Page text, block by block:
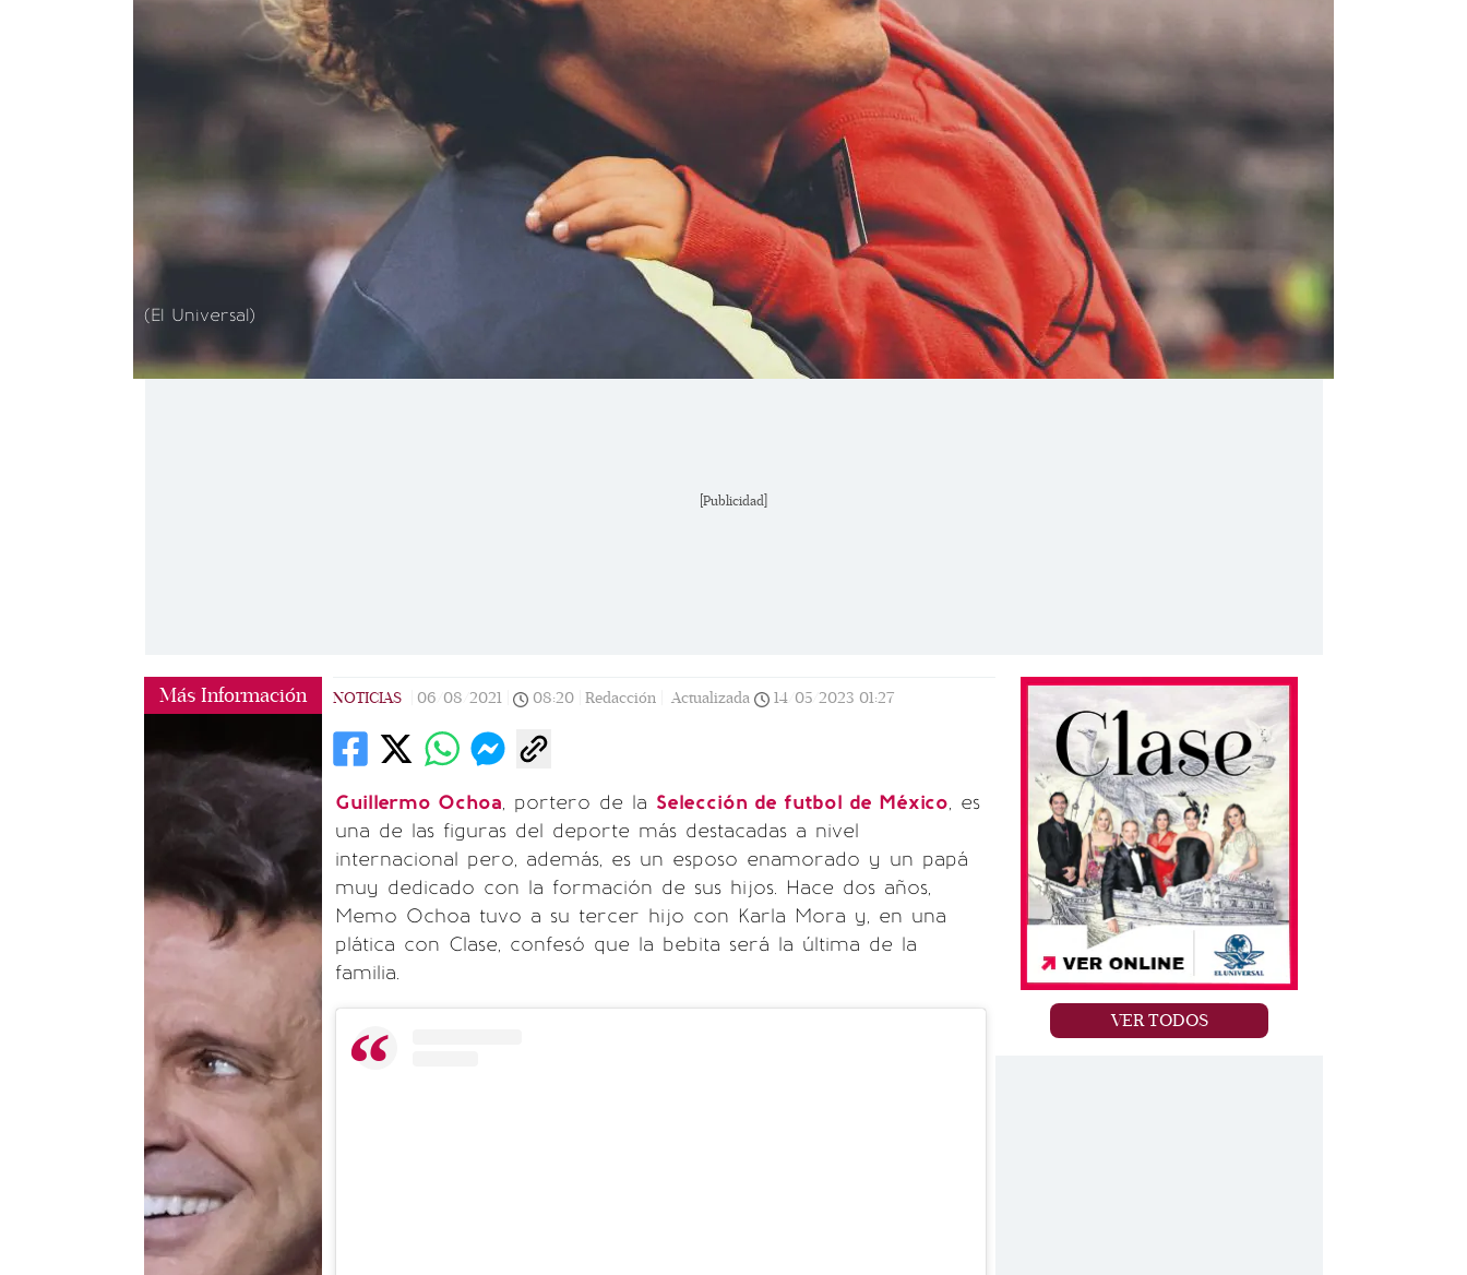
(El Universal)
[Publicidad]
Más Información NOTICIAS 06/08/2021 08:20 Redacción | Actualizada 14/05/2023 01:27
Guillermo Ochoa, portero de la Selección de futbol de México, es
una de las figuras del deporte más destacadas a nivel
internacional pero, además, es un esposo enamorado y un papá
muy dedicado con la formación de sus hijos. Hace dos años,
Memo Ochoa tuvo a su tercer hijo con Karla Mora y, en una
plática con Clase, confesó que la bebita será la última de la
familia.
VER TODOS